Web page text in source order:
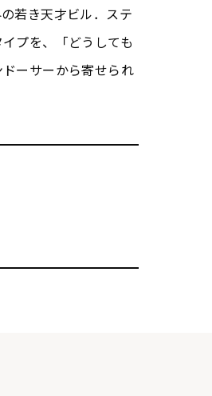
若き天才ビル．ステ
プを、「どうしても
ーサーから寄せられ